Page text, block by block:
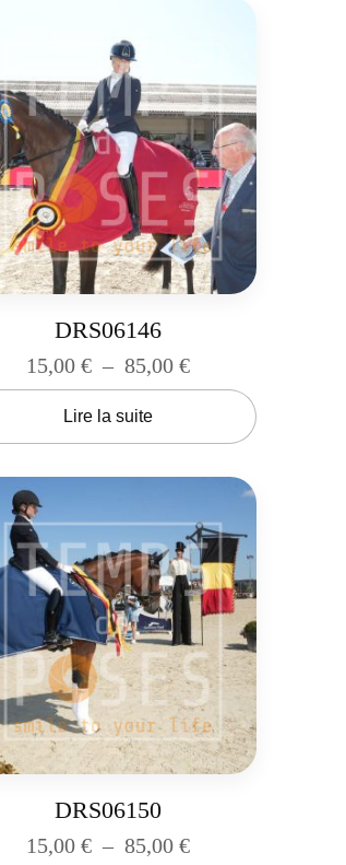
DRS06146
15,00 € – 85,00 €
Lire la suite
DRS06150
15,00 € – 85,00 €